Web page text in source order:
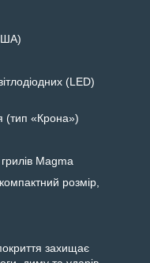
(LED)
(тип «Крона»)
Magma
компактний розмір,
захищає